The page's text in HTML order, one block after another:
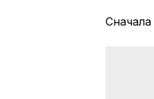
Пальто
Ремни